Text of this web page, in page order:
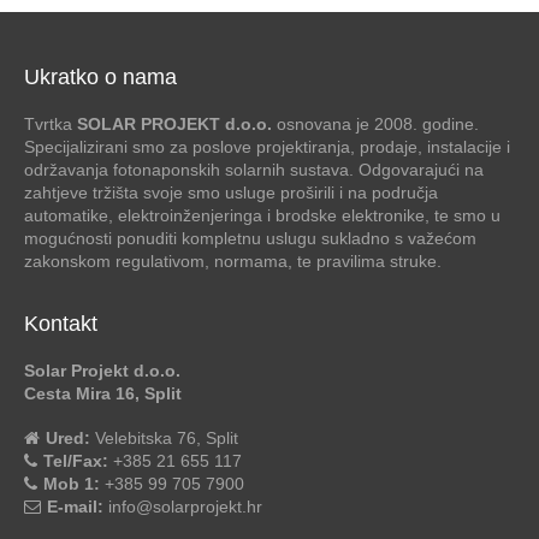
Ukratko o nama
Tvrtka SOLAR PROJEKT d.o.o. osnovana je 2008. godine.
Specijalizirani smo za poslove projektiranja, prodaje, instalacije i
održavanja fotonaponskih solarnih sustava. Odgovarajući na
zahtjeve tržišta svoje smo usluge proširili i na područja
automatike, elektroinženjeringa i brodske elektronike, te smo u
mogućnosti ponuditi kompletnu uslugu sukladno s važećom
zakonskom regulativom, normama, te pravilima struke.
Kontakt
Solar Projekt d.o.o.
Cesta Mira 16, Split
Ured: Velebitska 76, Split
Tel/Fax: +385 21 655 117
Mob 1: +385 99 705 7900
E-mail: info@solarprojekt.hr